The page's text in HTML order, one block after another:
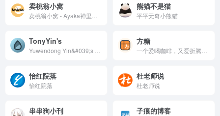
卖桃翁小窝 熊猫不是猫
平平无奇小熊猫
TonyYin's 方糖
怡红院落
怡红院落
杜老师说
杜老师说
串串狗小刊 子痕的博客